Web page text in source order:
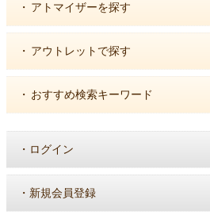
・ アトマイザーを探す
・ アウトレットで探す
・ おすすめ検索キーワード
・ ログイン
・ 新規会員登録